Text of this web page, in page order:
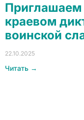
Приглашаем
краевом
воинской
22.10.2025
Читать →